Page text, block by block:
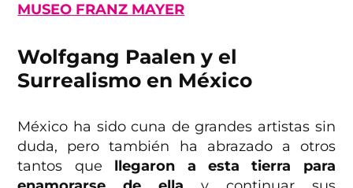
MUSEO FRANZ MAYER
Wolfgang Paalen y el
Surrealismo en México
México ha sido cuna de grandes artistas sin
duda, pero también ha abrazado a otros
tantos que llegaron a esta tierra para